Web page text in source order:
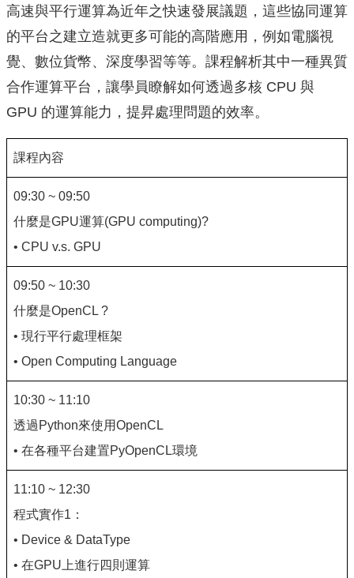
高速與平行運算為近年之快速發展議題，這些協同運算
的平台之建立造就更多可能的高階應用，例如電腦視
覺、數位貨幣、深度學習等等。課程解析其中一種異質
合作運算平台，讓學員瞭解如何透過多核 CPU 與
GPU 的運算能力，提昇處理問題的效率。
課程內容
09:30 ~ 09:50
什麼是GPU運算(GPU computing)?
• CPU v.s. GPU
09:50 ~ 10:30
什麼是OpenCL ?
• 現行平行處理框架
• Open Computing Language
10:30 ~ 11:10
透過Python來使用OpenCL
• 在各種平台建置PyOpenCL環境
11:10 ~ 12:30
程式實作1：
• Device & DataType
• 在GPU上進行四則運算